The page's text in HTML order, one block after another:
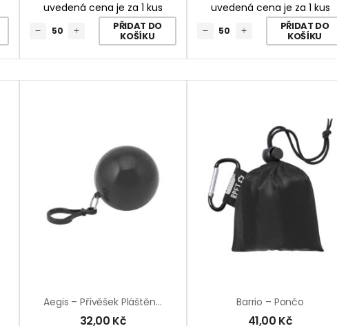
uvedená cena je za 1 kus
PŘIDAT DO
KOŠÍKU
uvedená cena je za 1 kus
PŘIDAT DO
KOŠÍKU
Aegis – Přívěšek Pláštěnka
32,00 Kč
Barrio – Pončo
41,00 Kč